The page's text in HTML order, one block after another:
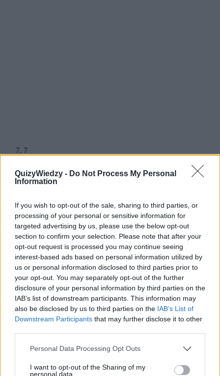
QuizyWiedzy - Do Not Process My Personal
Information
If you wish to opt-out of the sale, sharing to third parties, or
processing of your personal or sensitive information for
targeted advertising by us, please use the below opt-out
section to confirm your selection. Please note that after your
opt-out request is processed you may continue seeing
interest-based ads based on personal information utilized by
us or personal information disclosed to third parties prior to
your opt-out. You may separately opt-out of the further
disclosure of your personal information by third parties on the
IAB’s list of downstream participants. This information may
also be disclosed by us to third parties on the IAB’s List of
Downstream Participants that may further disclose it to other
Personal Data Processing Opt Outs
I want to opt-out of the Sharing of my
personal data.
7
Wśród zaprezentowanych tutaj
zabójców jeden zaplątał się zupełnie
8
Twarz mężczyzny na tym zdjęciu
wyraża:
Zaskoczenie